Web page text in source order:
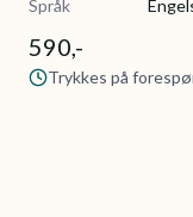
Språk
590,-
Trykkes på